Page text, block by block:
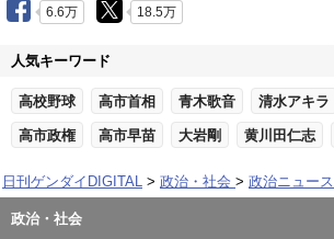
6.6万 18.5万
人気キーワード
高校野球 高市首相 青木歌音 清水アキラ
高市政権 高市早苗 大岩剛 黄川田仁志
日刊ゲンダイDIGITAL 政治・社会 政治ニュース
政治・社会